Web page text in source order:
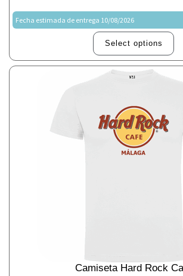
Fecha estimada de entrega 10/08/2026
Select options
Camiseta Hard Rock